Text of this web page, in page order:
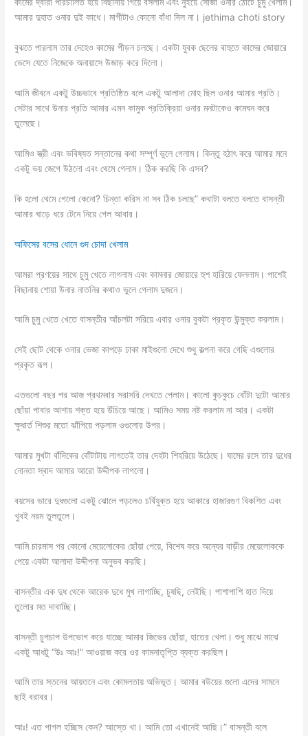
কামের দ্বারা পরিচালিত হয়ে বিছানায় গিয়ে বসলাম এবং নুইয়ে সোজা ওনার ঠোঁটে চুমু খেলাম।
আমার দুহাত ওনার দুই কাধে। মাগীটাও কোনো বাঁধা দিল না। jethima choti story
বুঝতে পারলাম তার দেহেও কামের পীড়ন চলছে। একটা যুবক ছেলের বাহুতে কামের জোয়ারে
ভেসে যেতে নিজেকে অনায়াসে উজাড় করে দিলো।
আমি জীবনে একটু উচ্চভাবে প্রতিষ্ঠিত বলে একটু আলাদা মোহ ছিল ওনার আমার প্রতি।
সেটার সাথে উনার প্রতি আমার এমন কামুক প্রতিক্রিয়া ওনার মনটাকেও কামঘন করে
তুলেছে।
আমিও স্ত্রী এবং ভবিষ্যত সন্তানের কথা সম্পূর্ণ ভুলে গেলাম। কিন্তু হঠাৎ করে আমার মনে
একটু ভয় জেগে উঠলো এবং থেমে গেলাম। ঠিক করছি কি এসব?
কি হলো থেমে গেলো কেনো? চিন্তা করিস না সব ঠিক চলছে” কথাটা বলতে বলতে বাসন্তী
আমার ঘাড়ে ধরে টেনে নিয়ে গেল আবার।
অফিসের বসের ধোনে গুদ চোদা খেলাম
আমরা প্রণয়ের সাথে চুমু খেতে লাগলাম এবং কামনার জোয়ারে হুশ হারিয়ে ফেললাম। পাশেই
বিছানায় শোয়া উনার নাতনির কথাও ভুলে গেলাম দুজনে।
আমি চুমু খেতে খেতে বাসন্তীর আঁচলটা সরিয়ে এবার ওনার বুকটা প্রকৃত উন্মুক্ত করলাম।
সেই ছোট থেকে ওনার ভেজা কাপড়ে ঢাকা মাইগুলো দেখে শুধু কল্পনা করে গেছি এগুলোর
প্রকৃত রূপ।
এতগুলো বছর পর আজ প্রথমবার সরাসরি দেখতে পেলাম। কালো কুচকুচে বোঁটা দুটো আমার
ছোঁয়া পাবার আশায় শক্ত হয়ে উঁচিয়ে আছে। আমিও সময় নষ্ট করলাম না আর। একটা
ক্ষুধার্ত শিশুর মতো ঝাঁপিয়ে পড়লাম ওগুলোর উপর।
আমার মুখটা বাঁদিকের বোঁটাটায় লাগতেই তার দেহটা শিহরিয়ে উঠেছে। ঘামের রসে তার দুধের
নোনতা স্বাদ আমার আরো উদ্দীপক লাগলো।
বয়সের ভারে দুধগুলো একটু ঝোলে পড়লেও চর্বিযুক্ত হয়ে আকারে হাজারগুণ বিকশিত এবং
খুবই নরম তুলতুলে।
আমি চারমাস পর কোনো মেয়েলোকের ছোঁয়া পেয়ে, বিশেষ করে অন্যের বাড়ীর মেয়েলোককে
পেয়ে একটা আলাদা উদ্দীপনা অনুভব করছি।
বাসন্তীর এক দুধ থেকে আরেক দুধে মুখ লাগাচ্ছি, চুষছি, লেইছি। পাশাপাশি হাত দিয়ে
তুলোর মত দাবাচ্ছি।
বাসন্তী চুপচাপ উপভোগ করে যাচ্ছে আমার জিভের ছোঁয়া, হাতের খেলা। শুধু মাঝে মাঝে
একটু আধটু “উঃ আঃ!” আওয়াজ করে ওর কামনাতৃপ্তি ব্যক্ত করছিল।
আমি তার স্তনের আয়তনে এবং কোমলতায় অভিভূত। আমার বউয়ের গুলো এদের সামনে
ছাই বরাবর।
আঃ! এত পাগল হচ্ছিস কেন? আস্তে খা। আমি তো এখানেই আছি।” বাসন্তী বলে